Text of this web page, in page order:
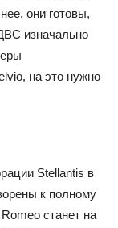
они готовы,
изначально
на это нужно
Stellantis в
к полному
станет на